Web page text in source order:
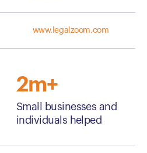
www.legalzoom.com
2m+
Small businesses and
individuals helped